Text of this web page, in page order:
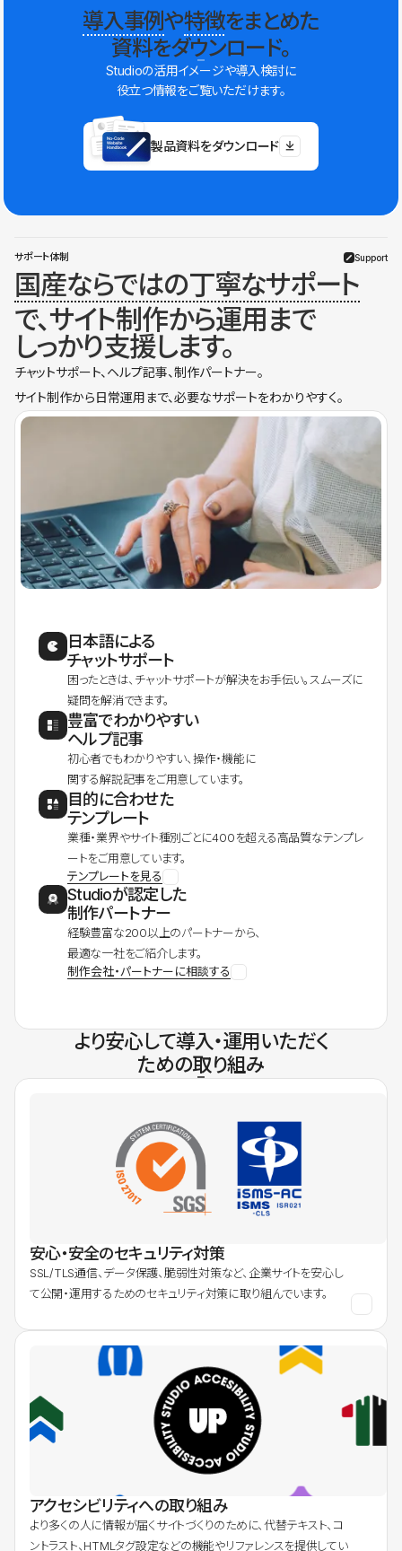
導入事例や特徴をまとめた
資料をダウンロード。
Studioの活用イメージや導入検討に
役立つ情報をご覧いただけます。
製品資料をダウンロード
サポート体制 Support
国産ならではの丁寧なサポート
で、サイト制作から運用まで
しっかり支援します。
チャットサポート、ヘルプ記事、制作パートナー。
サイト制作から日常運用まで、必要なサポートをわかりやすく。
日本語による
チャットサポート
困ったときは、チャットサポートが解決をお手伝い。スムーズに
疑問を解消できます。
豊富でわかりやすい
ヘルプ記事
初心者でもわかりやすい、操作・機能に
関する解説記事をご用意しています。
目的に合わせた
テンプレート
業種・業界やサイト種別ごとに400を超える高品質なテンプレ
ートをご用意しています。
テンプレートを見る
Studioが認定した
制作パートナー
経験豊富な200以上のパートナーから、
最適な一社をご紹介します。
制作会社・パートナーに相談する
より安心して導入・運用いただく
ための取り組み
安心・安全のセキュリティ対策
SSL/TLS通信、データ保護、脆弱性対策など、企業サイトを安心し
て公開・運用するためのセキュリティ対策に取り組んでいます。
アクセシビリティへの取り組み
より多くの人に情報が届くサイトづくりのために、代替テキスト、コ
ントラスト、HTMLタグ設定などの機能やリファレンスを提供してい